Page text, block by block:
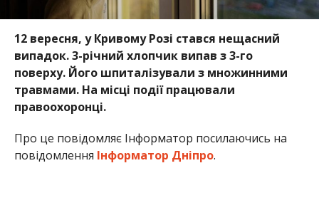
12 вересня, у Кривому Розі стався нещасний
випадок. 3-річний хлопчик випав з 3-го
поверху. Його шпиталізували з множинними
травмами. На місці події працювали
правоохоронці.
Про це повідомляє Інформатор посилаючись на
повідомлення Інформатор Дніпро.